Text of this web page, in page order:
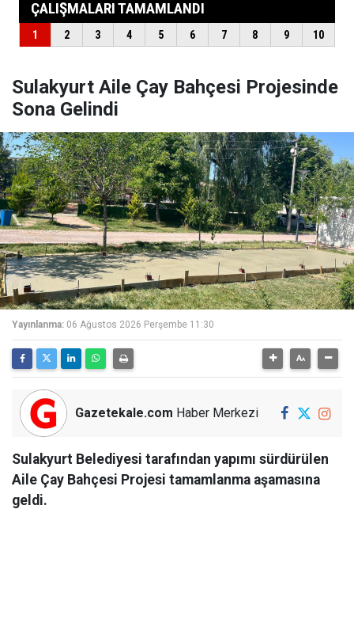
Sulakyurt Aile Çay Bahçesi Projesinde
Sona Gelindi
Yayınlanma: 06 Ağustos 2026 Perşembe 11:30
Gazetekale.com Haber Merkezi
Sulakyurt Belediyesi tarafından yapımı sürdürülen
Aile Çay Bahçesi Projesi tamamlanma aşamasına
geldi.